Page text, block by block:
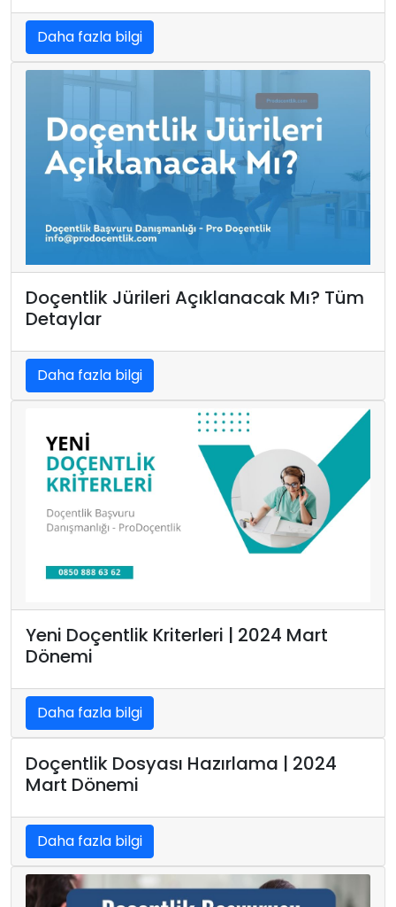
Daha fazla bilgi
Doçentlik Jürileri Açıklanacak Mı? Tüm
Detaylar
Daha fazla bilgi
Yeni Doçentlik Kriterleri | 2024 Mart
Dönemi
Daha fazla bilgi
Doçentlik Dosyası Hazırlama | 2024
Mart Dönemi
Daha fazla bilgi